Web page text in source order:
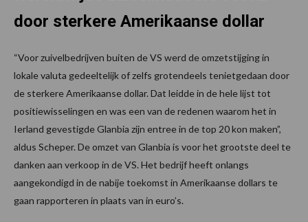
door sterkere Amerikaanse dollar
“Voor zuivelbedrijven buiten de VS werd de omzetstijging in
lokale valuta gedeeltelijk of zelfs grotendeels tenietgedaan door
de sterkere Amerikaanse dollar. Dat leidde in de hele lijst tot
positiewisselingen en was een van de redenen waarom het in
Ierland gevestigde Glanbia zijn entree in de top 20 kon maken”,
aldus Scheper. De omzet van Glanbia is voor het grootste deel te
danken aan verkoop in de VS. Het bedrijf heeft onlangs
aangekondigd in de nabije toekomst in Amerikaanse dollars te
gaan rapporteren in plaats van in euro’s.